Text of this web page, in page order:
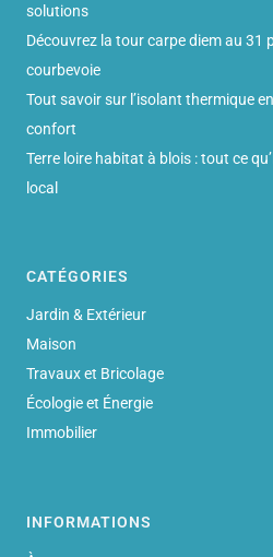
solutions
Découvrez la tour carpe diem au 31
courbevoie
Tout savoir sur l’isolant thermique
confort
Terre loire habitat à blois : tout ce
local
CATÉGORIES
Jardin & Extérieur
Maison
Travaux et Bricolage
Écologie et Énergie
Immobilier
INFORMATIONS